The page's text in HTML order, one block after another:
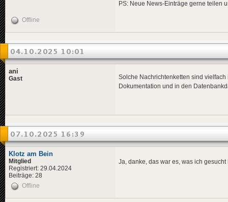
PS: Neue News-Einträge gerne teilen
Offline
04.10.2025 10:01
ani
Gast
Solche Nachrichtenketten sind
Dokumentation und in den
07.10.2025 16:39
Klotz am Bein
Mitglied
Registriert: 29.04.2024
Beiträge: 28
Ja, danke, das war es, was ich
Offline